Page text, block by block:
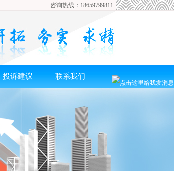
咨询热线：18659799811
投诉建议 联系我们